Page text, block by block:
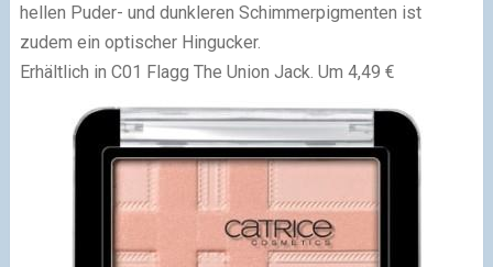
hellen Puder- und dunkleren Schimmerpigmenten ist
zudem ein optischer Hingucker.
Erhältlich in C01 Flagg The Union Jack. Um 4,49 €